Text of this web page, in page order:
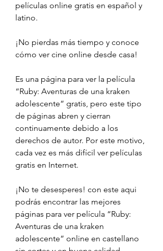
películas online gratis en español y
latino.
¡No pierdas más tiempo y conoce
cómo ver cine online desde casa!
Es una página para ver la película
“Ruby: Aventuras de una kraken
adolescente” gratis, pero este tipo
de páginas abren y cierran
continuamente debido a los
derechos de autor. Por este motivo,
cada vez es más difícil ver películas
gratis en Internet.
¡No te desesperes! con este aqui
podrás encontrar las mejores
páginas para ver película “Ruby:
Aventuras de una kraken
adolescente” online en castellano